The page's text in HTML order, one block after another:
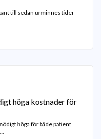
till sedan urminnes tider
höga kostnader för
höga för både patient